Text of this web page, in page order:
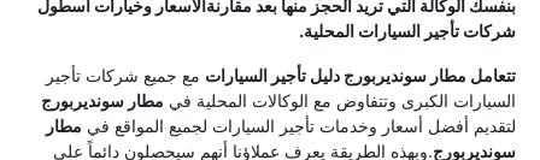
بنفسك الوكالة التي تريد الحجز منها بعد مقارنةالأسعار وخيارات أسطول
شركات تأجير السيارات المحلية.
تتعامل مطار سونديربورج دليل تأجير السيارات مع جميع شركات تأجير
السيارات الكبرى وتتفاوض مع الوكالات المحلية في مطار سونديربورج
لتقديم أفضل أسعار وخدمات تأجير السيارات لجميع المواقع في مطار
سونديربورج.وبهذه الطريقة يعرف عملاؤنا أنهم سيحصلون دائماً على